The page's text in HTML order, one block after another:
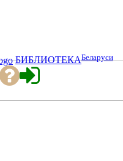
БИБЛИОТЕКАБеларуси